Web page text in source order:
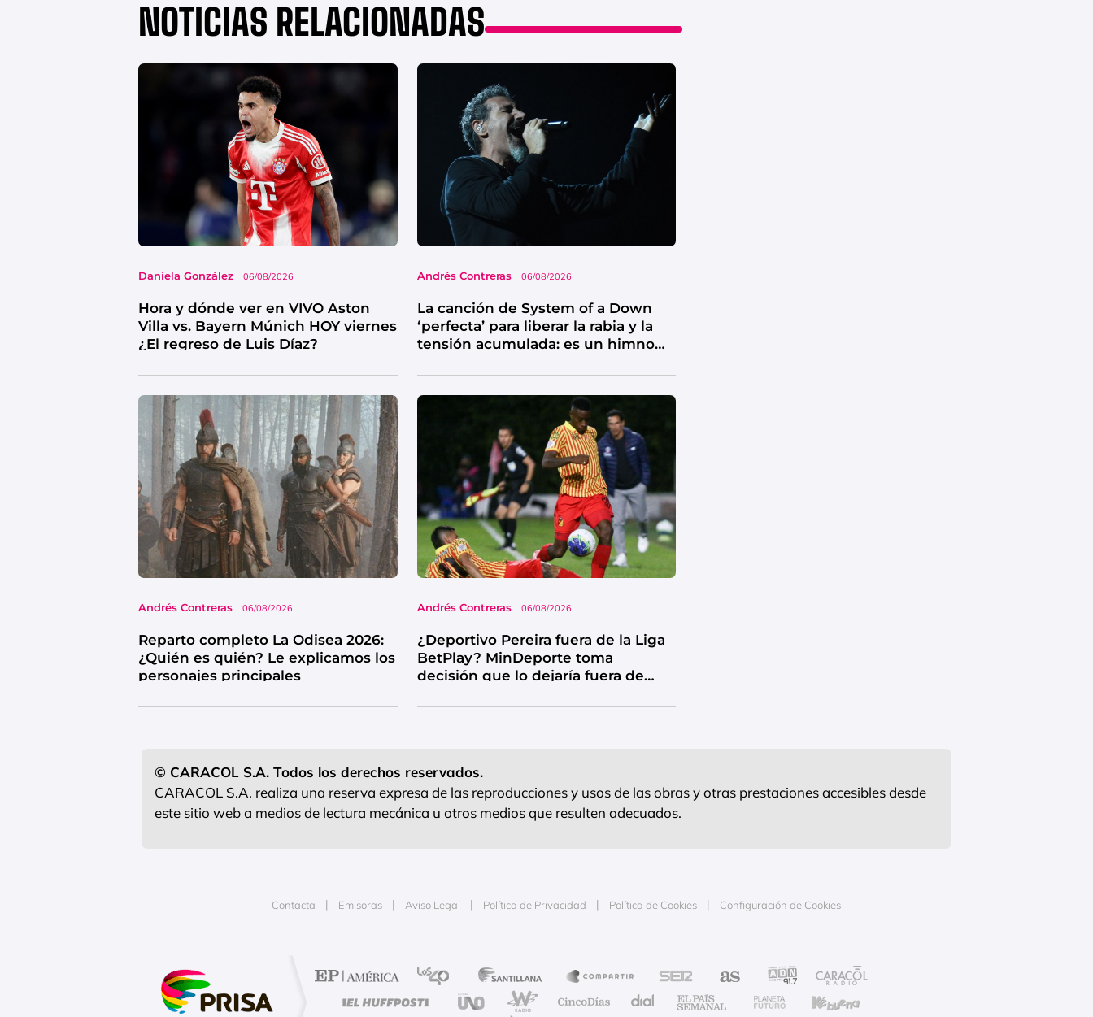
NOTICIAS RELACIONADAS
Daniela González 06/08/2026
Hora y dónde ver en VIVO Aston
Villa vs. Bayern Múnich HOY viernes
¿El regreso de Luis Díaz?
Andrés Contreras 06/08/2026
La canción de System of a Down
‘perfecta’ para liberar la rabia y la
tensión acumulada: es un himno
Andrés Contreras 06/08/2026
Reparto completo La Odisea 2026:
¿Quién es quién? Le explicamos los
personajes principales
Andrés Contreras 06/08/2026
¿Deportivo Pereira fuera de la Liga
BetPlay? MinDeporte toma
decisión que lo dejaría fuera de
© CARACOL S.A. Todos los derechos reservados.
CARACOL S.A. realiza una reserva expresa de las reproducciones y usos de las obras y otras prestaciones accesibles desde
este sitio web a medios de lectura mecánica u otros medios que resulten adecuados.
Contacta Emisoras Aviso Legal Política de Privacidad Política de Cookies Configuración de Cookies